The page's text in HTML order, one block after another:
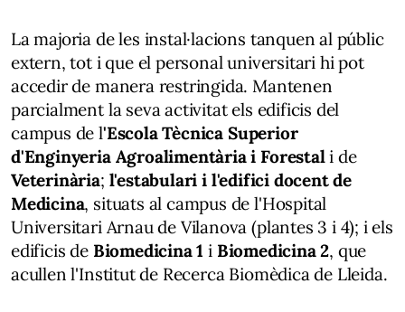
La majoria de les instal·lacions tanquen al públic
extern, tot i que el personal universitari hi pot
accedir de manera restringida. Mantenen
parcialment la seva activitat els edificis del
campus de l'Escola Tècnica Superior
d'Enginyeria Agroalimentària i Forestali de
Veterinària; l'estabulari i l'edifici docent de
Medicina, situats al campus de l'Hospital
Universitari Arnau de Vilanova (plantes 3 i 4); i els
edificis de Biomedicina 1 i Biomedicina 2, que
acullen l'Institut de Recerca Biomèdica de Lleida.